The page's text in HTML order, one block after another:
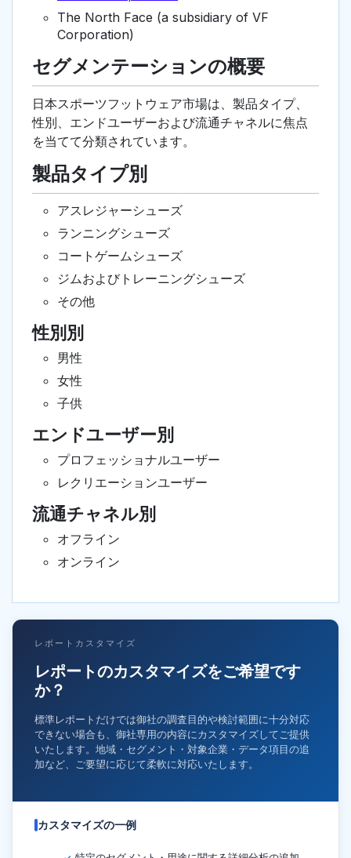
The North Face (a subsidiary of VF
Corporation)
セグメンテーションの概要
日本スポーツフットウェア市場は、製品タイプ、
性別、エンドユーザーおよび流通チャネルに焦点
を当てて分類されています。
製品タイプ別
アスレジャーシューズ
ランニングシューズ
コートゲームシューズ
ジムおよびトレーニングシューズ
その他
性別別
男性
女性
子供
エンドユーザー別
プロフェッショナルユーザー
レクリエーションユーザー
流通チャネル別
オフライン
オンライン
レポートカスタマイズ
レポートのカスタマイズをご希望です
か？
標準レポートだけでは御社の調査目的や検討範囲に十分対応
できない場合も、御社専用の内容にカスタマイズしてご提供
いたします。地域・セグメント・対象企業・データ項目の追
加など、ご要望に応じて柔軟に対応いたします。
カスタマイズの一例